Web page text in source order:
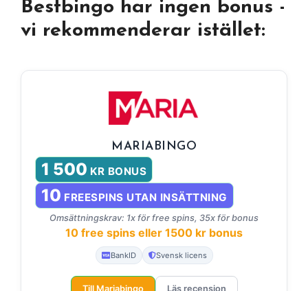
Bestbingo har ingen bonus -
vi rekommenderar istället:
MARIABINGO
1 500 KR BONUS
10 FREESPINS UTAN INSÄTTNING
Omsättningskrav: 1x för free spins, 35x för bonus
10 free spins eller 1500 kr bonus
BankID Svensk licens
Till Mariabingo Läs recension